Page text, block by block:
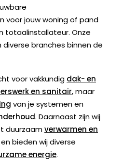
voor jouw woning of pand
totaalinstallateur. Onze
branches binnen de
voor vakkundig dak- en
en sanitair, maar
van je systemen en
. Daarnaast zijn wij
duurzaamverwarmen en
bieden wij diverse
energie.